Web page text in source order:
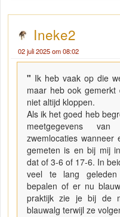
Ineke2
02 juli 2025 om 08:02
" Ik heb vaak op die
maar heb ook gemerkt
niet altijd kloppen.
Als ik het goed heb
meetgegevens
zwemlocaties wanneer
gemeten is en bij mij
dat of 3-6 of 17-6. In
veel te lang
bepalen of er nu
praktijk zie je bij de
blauwalg terwijl ze